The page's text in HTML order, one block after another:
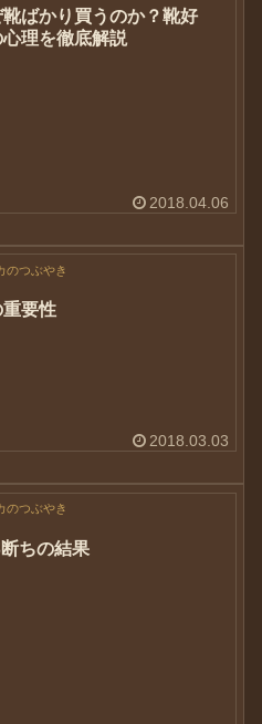
靴ばかり買うのか？靴好
心理を徹底解説
2018.04.06
のつぶやき
重要性
2018.03.03
のつぶやき
断ちの結果